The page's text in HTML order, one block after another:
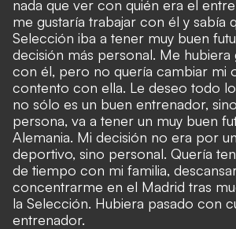
nada que ver con quién era el
me gustaría trabajar con él y sabía
Selección iba a tener muy buen
decisión más personal. Me hubiera
con él, pero no quería cambiar mi
contento con ella. Le deseo todo
no sólo es un buen entrenador,
persona, va a tener un muy buen
Alemania. Mi decisión no era por
deportivo, sino personal. Quería
de tiempo con mi familia,
concentrarme en el Madrid tras
la Selección. Hubiera pasado con
entrenador.